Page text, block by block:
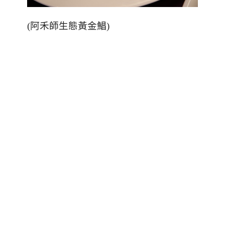
(阿禾師生態黃金鯧)